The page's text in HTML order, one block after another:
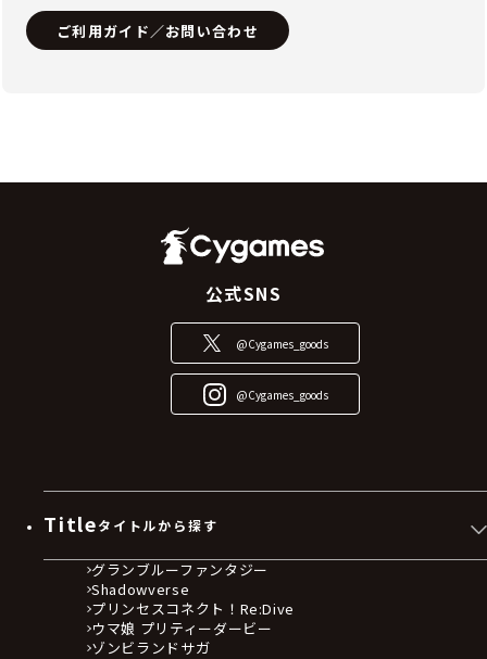
ご利用ガイド／お問い合わせ
公式SNS
@Cygames_goods
@Cygames_goods
Titleタイトルから探す
グランブルーファンタジー
Shadowverse
プリンセスコネクト！Re:Dive
ウマ娘 プリティーダービー
ゾンビランドサガ